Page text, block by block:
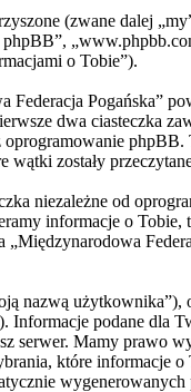
(zwane dalej
o Tobie”).
Pogańska”
dwa ciasteczka
zostały
niezależne od
informacje o Tobie,
nazwą użytkownika”),
podane dla
serwer. Mamy prawo
które informacje